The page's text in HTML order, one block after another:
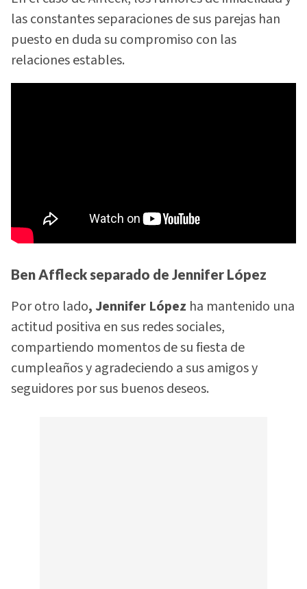
las constantes separaciones de sus parejas han
puesto en duda su compromiso con las
relaciones estables.
Ben Affleck separado de Jennifer López
Por otro lado, Jennifer López ha mantenido una
actitud positiva en sus redes sociales,
compartiendo momentos de su fiesta de
cumpleaños y agradeciendo a sus amigos y
seguidores por sus buenos deseos.